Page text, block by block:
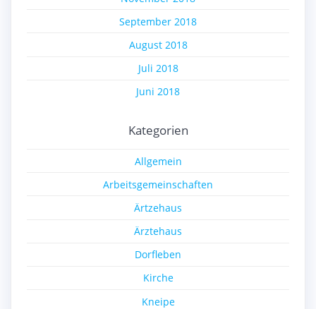
September 2018
August 2018
Juli 2018
Juni 2018
Kategorien
Allgemein
Arbeitsgemeinschaften
Ärtzehaus
Ärztehaus
Dorfleben
Kirche
Kneipe